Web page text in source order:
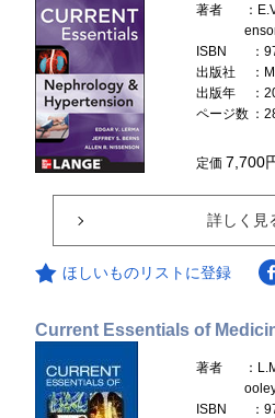
著者
：
ISBN
：
出版社
：
出版年
：
ページ数 ：
定価7,700
詳しく見
ほしいものリストに登録
Current Essentials of
著者
：
ISBN
：